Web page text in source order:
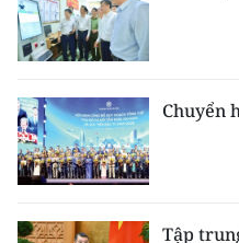
KINH TẾ
XÃ HỘI
PHÁP LUẬT
DU LỊCH
Chuyển
Tập